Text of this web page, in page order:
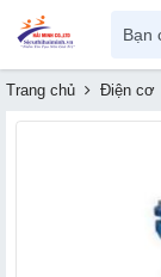
Trang chủ Điện cơ